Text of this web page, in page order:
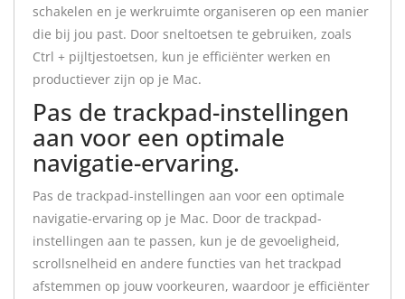
schakelen en je werkruimte organiseren op een manier
die bij jou past. Door sneltoetsen te gebruiken, zoals
Ctrl + pijltjestoetsen, kun je efficiënter werken en
productiever zijn op je Mac.
Pas de trackpad-instellingen
aan voor een optimale
navigatie-ervaring.
Pas de trackpad-instellingen aan voor een optimale
navigatie-ervaring op je Mac. Door de trackpad-
instellingen aan te passen, kun je de gevoeligheid,
scrollsnelheid en andere functies van het trackpad
afstemmen op jouw voorkeuren, waardoor je efficiënter